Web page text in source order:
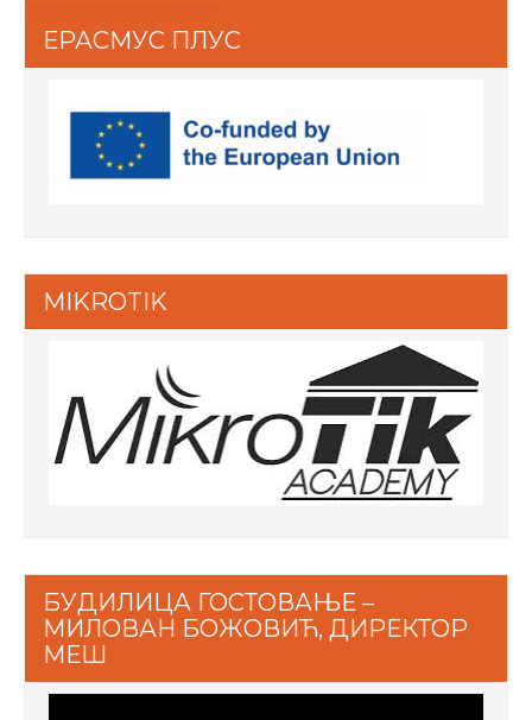
COPPER DOO BOR”
ЕРАСМУС ПЛУС
MIKROTIK
БУДИЛИЦА ГОСТОВАЊЕ –
МИЛОВАН БОЖОВИЋ, ДИРЕКТОР
МЕШ